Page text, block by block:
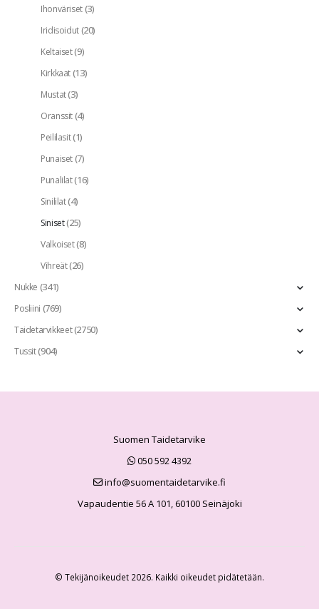
Ihonväriset(3)
Iridisoidut(20)
Keltaiset(9)
Kirkkaat(13)
Mustat(3)
Oranssit(4)
Peililasit(1)
Punaiset(7)
Punalilat(16)
Sinililat(4)
Siniset(25)
Valkoiset(8)
Vihreät(26)
Nukke (341)
Posliini (769)
Taidetarvikkeet(2750)
Tussit(904)
Suomen Taidetarvike
050 592 4392
info@suomentaidetarvike.fi
Vapaudentie 56 A 101, 60100 Seinäjoki
© Tekijänoikeudet 2026. Kaikki oikeudet pidätetään.